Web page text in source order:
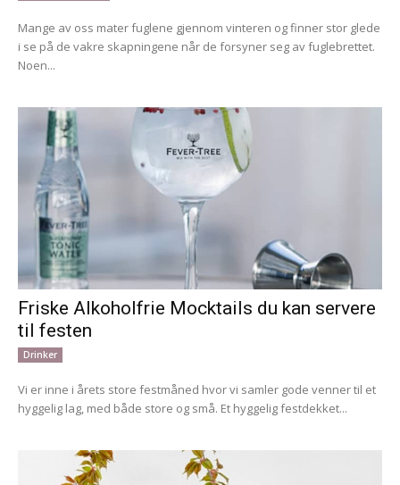
Mange av oss mater fuglene gjennom vinteren og finner stor glede
i se på de vakre skapningene når de forsyner seg av fuglebrettet.
Noen...
Friske Alkoholfrie Mocktails du kan servere
til festen
Drinker
Vi er inne i årets store festmåned hvor vi samler gode venner til et
hyggelig lag, med både store og små. Et hyggelig festdekket...